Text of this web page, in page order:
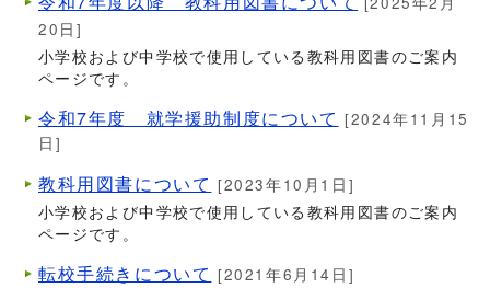
20日]
小学校および中学校で使用している教科用図書のご案内
ページです。
令和7年度 就学援助制度について [2024年11月15
日]
教科用図書について [2023年10月1日]
小学校および中学校で使用している教科用図書のご案内
ページです。
転校手続きについて [2021年6月14日]